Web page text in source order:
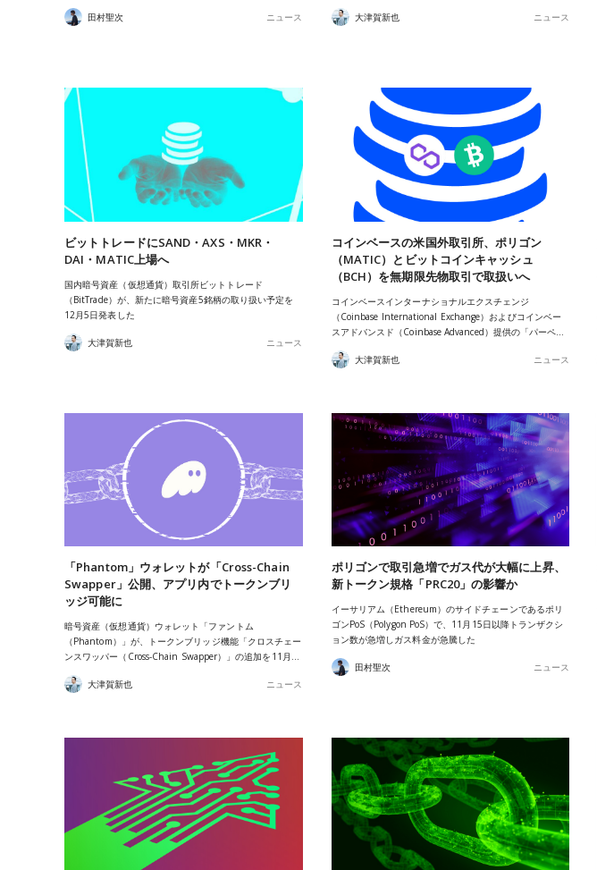
田村聖次 ニュース 大津賀新也 ニュース
ビットトレードにSAND・AXS・MKR・
DAI・MATIC上場へ
国内暗号資産（仮想通貨）取引所ビットトレード
（BitTrade）が、新たに暗号資産5銘柄の取り扱い予定を
12月5日発表した
大津賀新也 ニュース
コインベースの米国外取引所、ポリゴン
（MATIC）とビットコインキャッシュ
（BCH）を無期限先物取引で取扱いへ
コインベースインターナショナルエクスチェンジ
（Coinbase International Exchange）およびコインベー
スアドバンスド（Coinbase Advanced）提供の「パーペ…
大津賀新也 ニュース
「Phantom」ウォレットが「Cross-Chain
Swapper」公開、アプリ内でトークンブリ
ッジ可能に
暗号資産（仮想通貨）ウォレット「ファントム
（Phantom）」が、トークンブリッジ機能「クロスチェー
ンスワッパー（Cross-Chain Swapper）」の追加を11月…
大津賀新也 ニュース
ポリゴンで取引急増でガス代が大幅に上昇、
新トークン規格「PRC20」の影響か
イーサリアム（Ethereum）のサイドチェーンであるポリ
ゴンPoS（Polygon PoS）で、11月15日以降トランザクシ
ョン数が急増しガス料金が急騰した
田村聖次 ニュース